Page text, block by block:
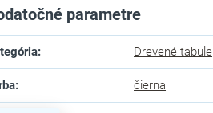
parametre
: Drevené tabule
: čierna